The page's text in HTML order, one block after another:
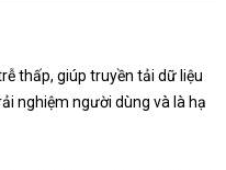
thấp, giúp truyền tải dữ liệu
nghiệm người dùng và là hạ